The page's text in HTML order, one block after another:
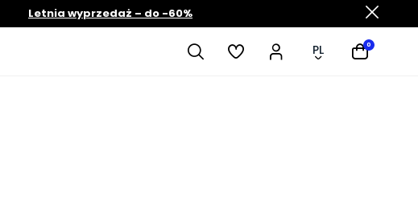
Letnia wyprzedaż – do -60%
PL 0